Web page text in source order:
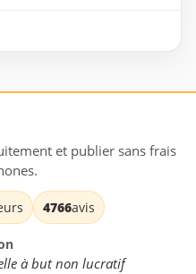
et publier sans frais
4766avis
à but non lucratif